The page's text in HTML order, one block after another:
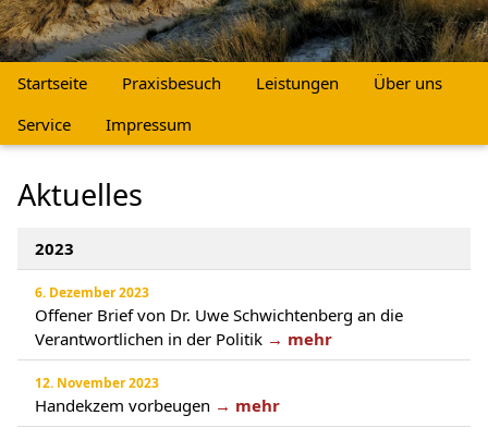
Startseite Praxisbesuch Leistungen
Über uns
Service
Impressum
Aktuelles
2023
6. Dezember 2023
Offener Brief von Dr. Uwe Schwichtenberg an die
Verantwortlichen in der Politik → mehr
12. November 2023
Handekzem vorbeugen → mehr